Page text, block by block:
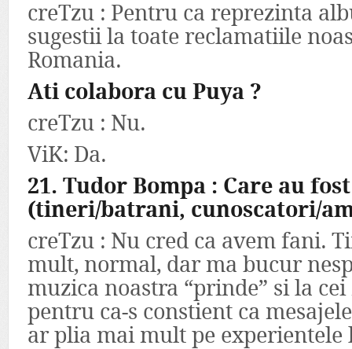
creTzu : Pentru ca reprezinta
sugestii la toate reclamatiile
Romania.
Ati colabora cu Puya ?
creTzu : Nu.
ViK: Da.
21. Tudor Bompa : Care au
(tineri/batrani, cunoscatori/
creTzu : Nu cred ca avem fani.
mult, normal, dar ma bucur
muzica noastra “prinde” si la
pentru ca-s constient ca
ar plia mai mult pe experientele